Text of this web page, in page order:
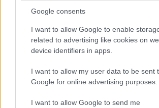
Google consents
I want to allow Google to enable
related to advertising like cookies on
device identifiers in apps.
I want to allow my user data to be sent
Google for online advertising purposes.
I want to allow Google to send me